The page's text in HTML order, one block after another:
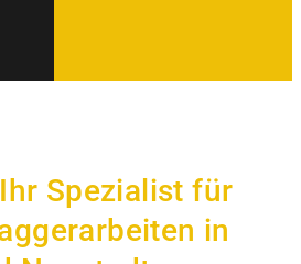
Spezialist für
in